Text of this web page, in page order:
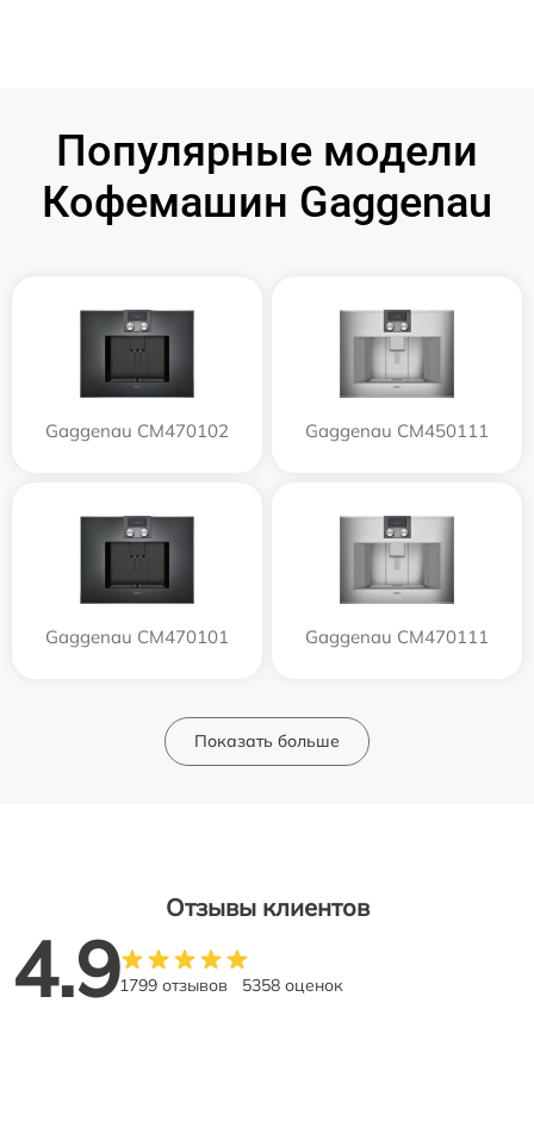
Популярные модели
Кофемашин Gaggenau
Gaggenau CM470102 Gaggenau CM450111
Gaggenau CM470101 Gaggenau CM470111
Показать больше
Отзывы клиентов
4.91799 отзывов 5358 оценок